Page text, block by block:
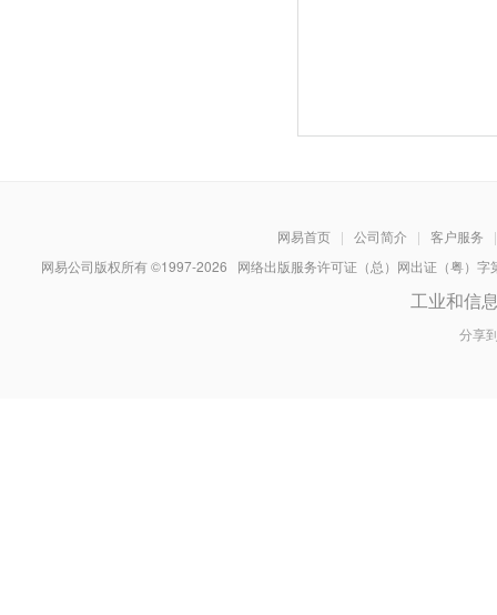
网易首页 | 公司简介 | 客户服务
|
网易公司版权所有 ©1997-2026 网络出版服务许可证（总）网出证（粤）
工业和信
分享